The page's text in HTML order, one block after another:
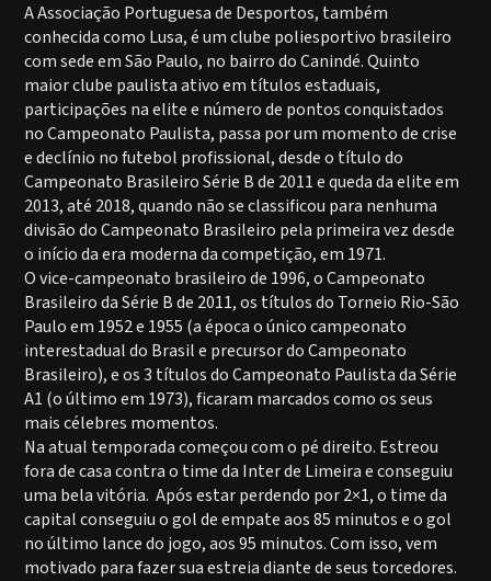
A Associação Portuguesa de Desportos, também
conhecida como Lusa, é um clube poliesportivo brasileiro
com sede em São Paulo, no bairro do Canindé. Quinto
maior clube paulista ativo em títulos estaduais,
participações na elite e número de pontos conquistados
no Campeonato Paulista, passa por um momento de crise
e declínio no futebol profissional, desde o título do
Campeonato Brasileiro Série B de 2011 e queda da elite em
2013, até 2018, quando não se classificou para nenhuma
divisão do Campeonato Brasileiro pela primeira vez desde
o início da era moderna da competição, em 1971.
O vice-campeonato brasileiro de 1996, o Campeonato
Brasileiro da Série B de 2011, os títulos do Torneio Rio-São
Paulo em 1952 e 1955 (a época o único campeonato
interestadual do Brasil e precursor do Campeonato
Brasileiro), e os 3 títulos do Campeonato Paulista da Série
A1 (o último em 1973), ficaram marcados como os seus
mais célebres momentos.
Na atual temporada começou com o pé direito. Estreou
fora de casa contra o time da Inter de Limeira e conseguiu
uma bela vitória. Após estar perdendo por 2×1, o time da
capital conseguiu o gol de empate aos 85 minutos e o gol
no último lance do jogo, aos 95 minutos. Com isso, vem
motivado para fazer sua estreia diante de seus torcedores.